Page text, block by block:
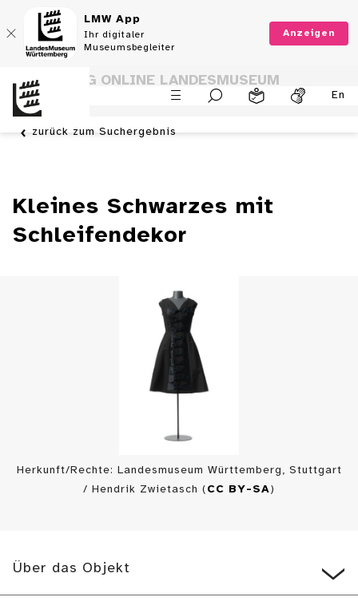
LMW App
Ihr digitaler
Museumsbegleiter
Anzeigen
En
SAMMLUNG ONLINE LANDESMUSEUM
WÜRTTEMBERG
zurück zum Suchergebnis
Kleines Schwarzes mit
Schleifendekor
Herkunft/Rechte: Landesmuseum Württemberg, Stuttgart
/ Hendrik Zwietasch ( CC BY-SA)
Über das Objekt